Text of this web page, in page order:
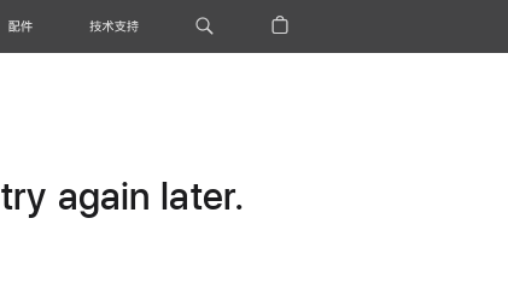
配件 技术支持
again later.